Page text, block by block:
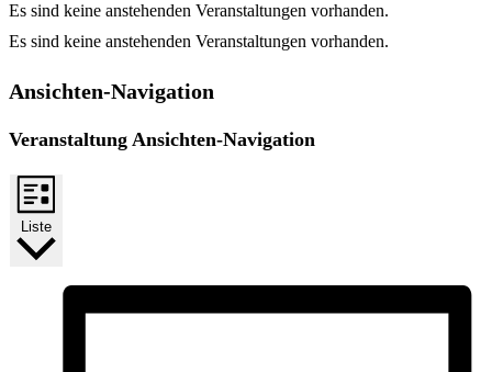
Es sind keine anstehenden Veranstaltungen vorhanden.
Es sind keine anstehenden Veranstaltungen vorhanden.
Ansichten-Navigation
Veranstaltung Ansichten-Navigation
Liste